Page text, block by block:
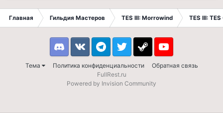
Главная Гильдия Мастеров TES III: Morrowind TES III:
Тема Политика конфиденциальности Обратная связь
DiscordVK TelegramTwitter Steam Youtube
FullRest.ru
Powered by Invision Community